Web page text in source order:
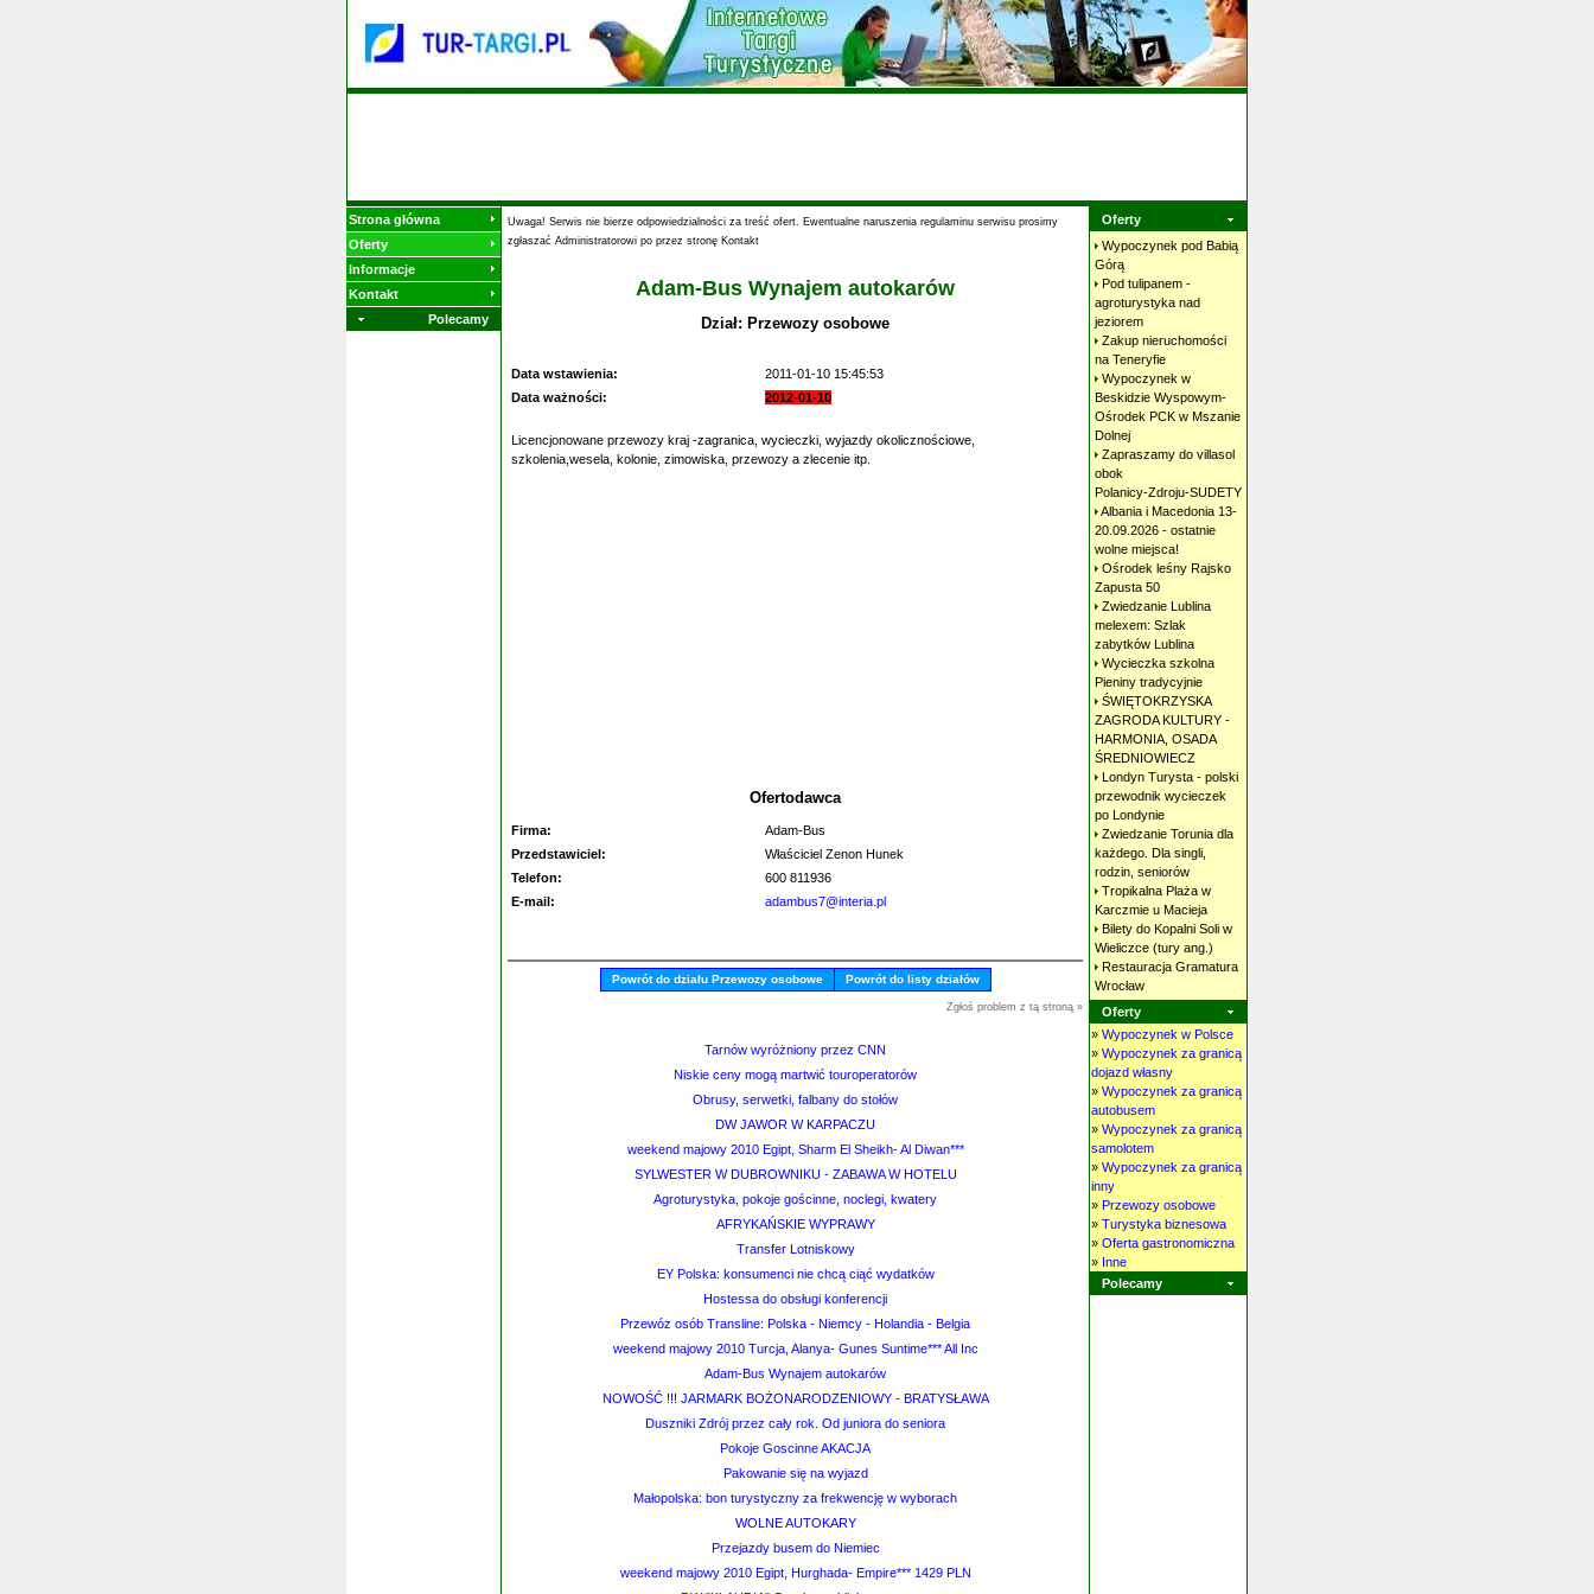
Strona główna
Oferty
Informacje
Kontakt
Polecamy
Uwaga! Serwis nie bierze odpowiedzialności za treść ofert. Ewentualne naruszenia regulaminu serwisu prosimy
zgłaszać Administratorowi po przez stronę Kontakt
Adam-Bus Wynajem autokarów
Dział: Przewozy osobowe
Data wstawienia:
2011-01-10 15:45:53
Data ważności:
2012-01-10
Licencjonowane przewozy kraj -zagranica, wycieczki, wyjazdy okolicznościowe,
szkolenia,wesela, kolonie, zimowiska, przewozy a zlecenie itp.
Ofertodawca
Firma:
Adam-Bus
Przedstawiciel:
Właściciel Zenon Hunek
Telefon:
600 811936
E-mail:
adambus7@interia.pl
Powrót do działu Przewozy osobowe Powrót do listy działów
Zgłoś problem z tą stroną »
Tarnów wyróżniony przez CNN
Niskie ceny mogą martwić touroperatorów
Obrusy, serwetki, falbany do stołów
DW JAWOR W KARPACZU
weekend majowy 2010 Egipt, Sharm El Sheikh- Al Diwan***
SYLWESTER W DUBROWNIKU - ZABAWA W HOTELU
Agroturystyka, pokoje gościnne, noclegi, kwatery
AFRYKAŃSKIE WYPRAWY
Transfer Lotniskowy
EY Polska: konsumenci nie chcą ciąć wydatków
Hostessa do obsługi konferencji
Przewóz osób Transline: Polska - Niemcy - Holandia - Belgia
weekend majowy 2010 Turcja, Alanya- Gunes Suntime*** All Inc
Adam-Bus Wynajem autokarów
NOWOŚĆ !!! JARMARK BOŻONARODZENIOWY - BRATYSŁAWA
Duszniki Zdrój przez cały rok. Od juniora do seniora
Pokoje Goscinne AKACJA
Pakowanie się na wyjazd
Małopolska: bon turystyczny za frekwencję w wyborach
WOLNE AUTOKARY
Przejazdy busem do Niemiec
weekend majowy 2010 Egipt, Hurghada- Empire*** 1429 PLN
Oferty
Wypoczynek pod Babią
Górą
Pod tulipanem -
agroturystyka nad
jeziorem
Zakup nieruchomości
na Teneryfie
Wypoczynek w
Beskidzie Wyspowym-
Ośrodek PCK w Mszanie
Dolnej
Zapraszamy do villasol
obok
Polanicy-Zdroju-SUDETY
Albania i Macedonia 13-
20.09.2026 - ostatnie
wolne miejsca!
Ośrodek leśny Rajsko
Zapusta 50
Zwiedzanie Lublina
melexem: Szlak
zabytków Lublina
Wycieczka szkolna
Pieniny tradycyjnie
ŚWIĘTOKRZYSKA
ZAGRODA KULTURY -
HARMONIA, OSADA
ŚREDNIOWIECZ
Londyn Turysta - polski
przewodnik wycieczek
po Londynie
Zwiedzanie Torunia dla
każdego. Dla singli,
rodzin, seniorów
Tropikalna Plaża w
Karczmie u Macieja
Bilety do Kopalni Soli w
Wieliczce (tury ang.)
Restauracja Gramatura
Wrocław
Oferty
» Wypoczynek w Polsce
» Wypoczynek za granicą
dojazd własny
» Wypoczynek za granicą
autobusem
» Wypoczynek za granicą
samolotem
» Wypoczynek za granicą
inny
» Przewozy osobowe
» Turystyka biznesowa
» Oferta gastronomiczna
» Inne
Polecamy